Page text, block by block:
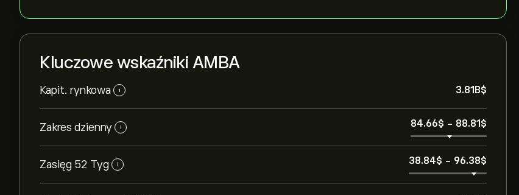
Kluczowe wskaźniki AMBA
Kapit. rynkowa i 3.81B‎$‎
Zakres dzienny i 84.66‎$‎ - 88.81‎$‎
Zasięg 52 Tyg i 38.84‎$‎ - 96.38‎$‎